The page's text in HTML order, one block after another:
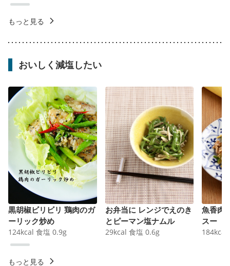
もっと見る
おいしく減塩したい
黒胡椒ビリビリ 鶏肉のガ
ーリック炒め
124kcal 食塩 0.9g
お弁当に レンジでえのき
とピーマン塩ナムル
29kcal 食塩 0.6g
魚香肉
スー
184kcal
もっと見る